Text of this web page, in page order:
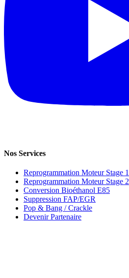
Nos Services
Reprogrammation Moteur Stage 1
Reprogrammation Moteur Stage 2
Conversion Bioéthanol E85
Suppression FAP/EGR
Pop & Bang / Crackle
Devenir Partenaire